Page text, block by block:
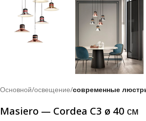
Основной освещение современные
Masiero — Cordea C3 ø 40 см